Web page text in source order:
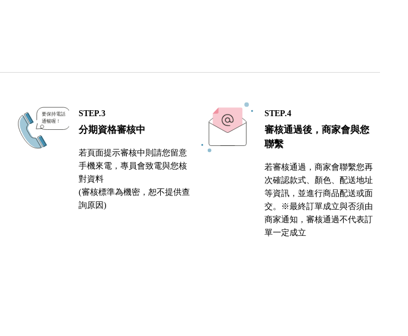
STEP.3
分期資格審核中
若頁面提示審核中則請您留意
手機來電，專員會致電與您核
對資料
(審核標準為機密，恕不提供查
詢原因)
STEP.4
審核通過後，商家會與您
聯繫
若審核通過，商家會聯繫您再
次確認款式、顏色、配送地址
等資訊，並進行商品配送或面
交。※最終訂單成立與否須由
商家通知，審核通過不代表訂
單一定成立